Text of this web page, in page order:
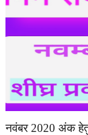
नवंबर 2020 अंक